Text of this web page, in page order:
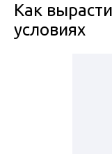
Как
условиях